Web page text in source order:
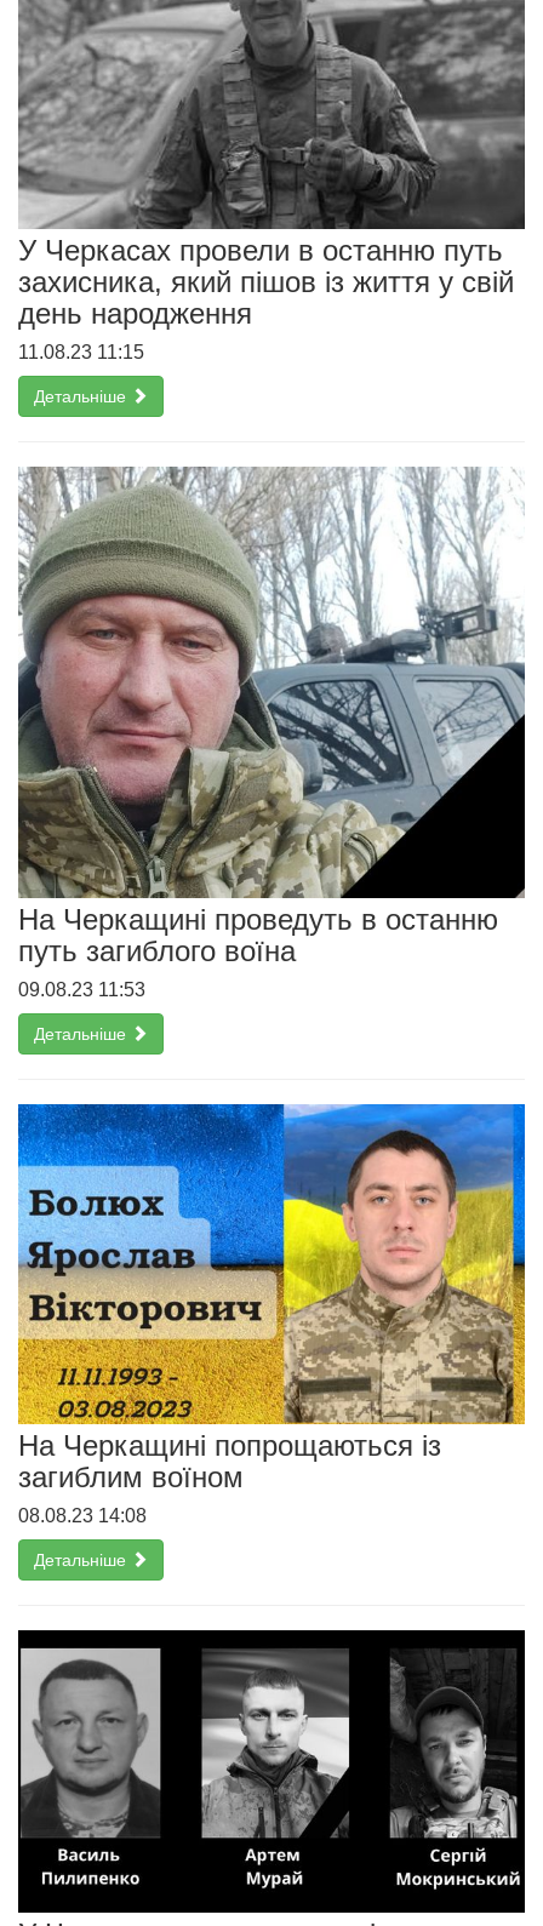
У Черкасах провели в останню путь
захисника, який пішов із життя у свій
день народження
11.08.23 11:15
Детальніше
На Черкащині проведуть в останню
путь загиблого воїна
09.08.23 11:53
Детальніше
На Черкащині попрощаються із
загиблим воїном
08.08.23 14:08
Детальніше